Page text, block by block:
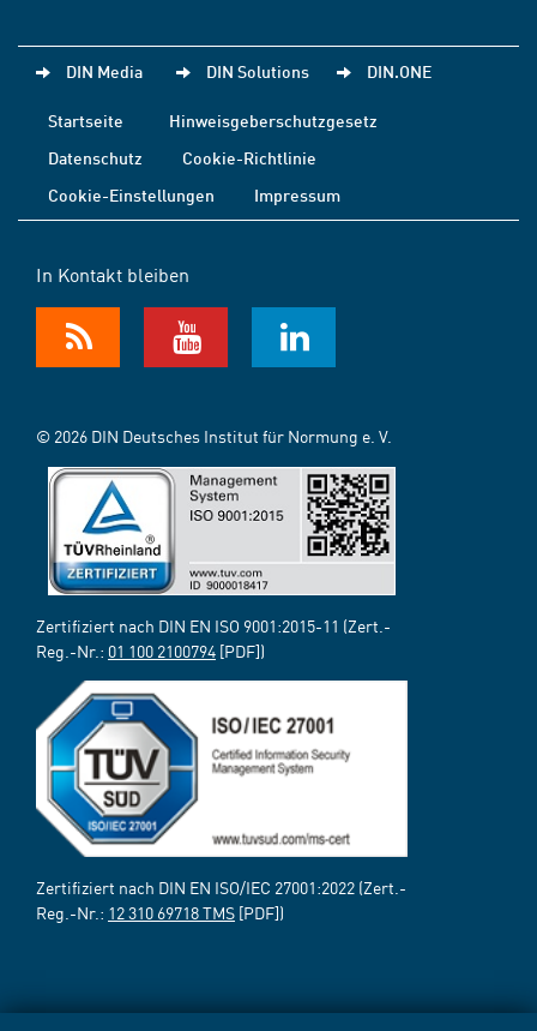
DIN Media DIN Solutions DIN.ONE
Startseite
Hinweisgeberschutzgesetz
Datenschutz
Cookie-Richtlinie
Cookie-Einstellungen
Impressum
In Kontakt bleiben
© 2026 DIN Deutsches Institut für Normung e. V.
Zertifiziert nach DIN EN ISO 9001:2015-11 (Zert.-
Reg.-Nr.: 01 100 2100794 [PDF])
Zertifiziert nach DIN EN ISO/IEC 27001:2022 (Zert.-
Reg.-Nr.: 12 310 69718 TMS [PDF])